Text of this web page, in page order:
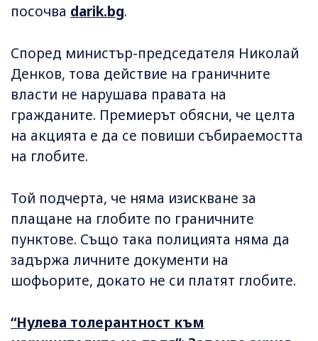
посочва darik.bg.
Според министър-председателя Николай
Денков, това действие на граничните
власти не нарушава правата на
гражданите. Премиерът обясни, че целта
на акцията е да се повиши събираемостта
на глобите.
Той подчерта, че няма изискване за
плащане на глобите по граничните
пунктове. Също така полицията няма да
задържа личните документи на
шофьорите, докато не си платят глобите.
“Нулева толерантност към